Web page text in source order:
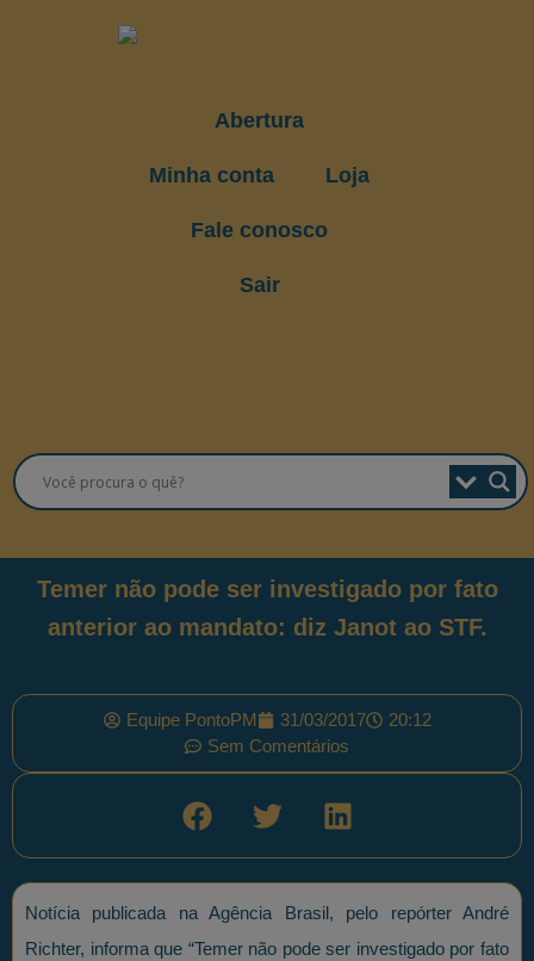
Abertura
Minha conta Loja
Fale conosco
Sair
Temer não pode ser investigado por fato
anterior ao mandato: diz Janot ao STF.
Equipe PontoPM 31/03/2017
20:12
Sem Comentários
Notícia publicada na Agência Brasil, pelo repórter André
Richter, informa que “Temer não pode ser investigado por fato